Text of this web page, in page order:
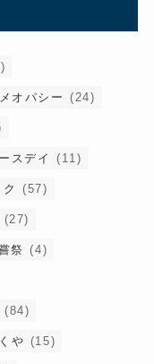
オパシー (24)
スデイ (11)
(57)
(27)
祭 (4)
(84)
や (15)